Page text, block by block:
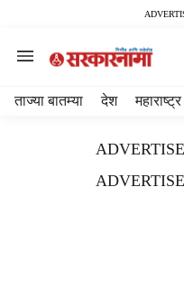
ताज्या बातम्या देश महाराष्ट्र